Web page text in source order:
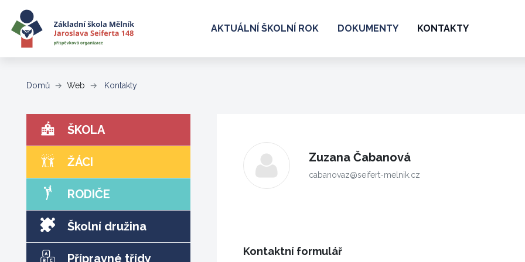
AKTUÁLNÍ ŠKOLNÍ ROK DOKUMENTY KONTAKTY
Domů Web Kontakty(aktuální)
ŠKOLA
ŽÁCI
RODIČE
Školní družina
Přípravné třídy
Zuzana Čabanová
cabanovaz@seifert-melnik.cz
Kontaktní formulář